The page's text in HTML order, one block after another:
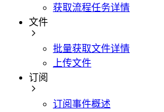
获取流程任务详情
文件
批量获取文件详情
上传文件
订阅
订阅事件概述